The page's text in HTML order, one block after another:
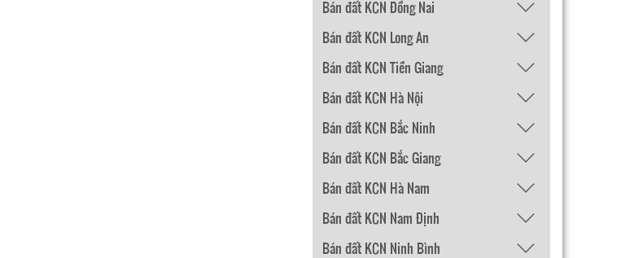
Bán đất KCN Đồng Nai
Bán đất KCN Long An
Bán đất KCN Tiền Giang
Bán đất KCN Hà Nội
Bán đất KCN Bắc Ninh
Bán đất KCN Bắc Giang
Bán đất KCN Hà Nam
Bán đất KCN Nam Định
Bán đất KCN Ninh Bình